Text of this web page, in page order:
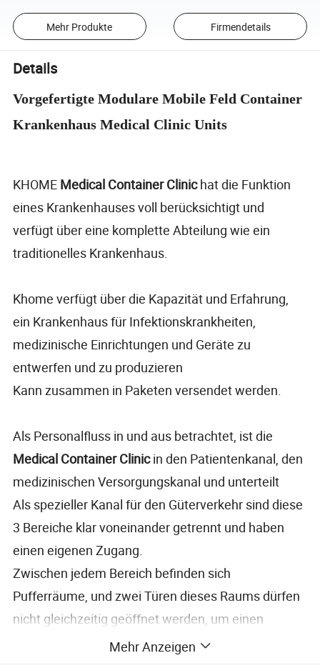
Mehr Produkte Firmendetails
Details
Vorgefertigte Modulare Mobile Feld Container
Krankenhaus Medical Clinic Units
KHOME Medical Container Clinichat die Funktion
eines Krankenhauses voll berücksichtigt und
verfügt über eine komplette Abteilung wie ein
traditionelles Krankenhaus.
Khome verfügt über die Kapazität und Erfahrung,
ein Krankenhaus für Infektionskrankheiten,
medizinische Einrichtungen und Geräte zu
entwerfen und zu produzieren
Kann zusammen in Paketen versendet werden.
Als Personalfluss in und aus betrachtet, ist die
Medical Container Clinicin den Patientenkanal, den
medizinischen Versorgungskanal und unterteilt
Als spezieller Kanal für den Güterverkehr sind diese
3 Bereiche klar voneinander getrennt und haben
einen eigenen Zugang.
Zwischen jedem Bereich befinden sich
Pufferräume, und zwei Türen dieses Raums dürfen
nicht gleichzeitig geöffnet werden, um einen
Druckunterschied zu halten
Von zwei Bereichen aus auch zur Brandverhütung
Mehr Anzeigen